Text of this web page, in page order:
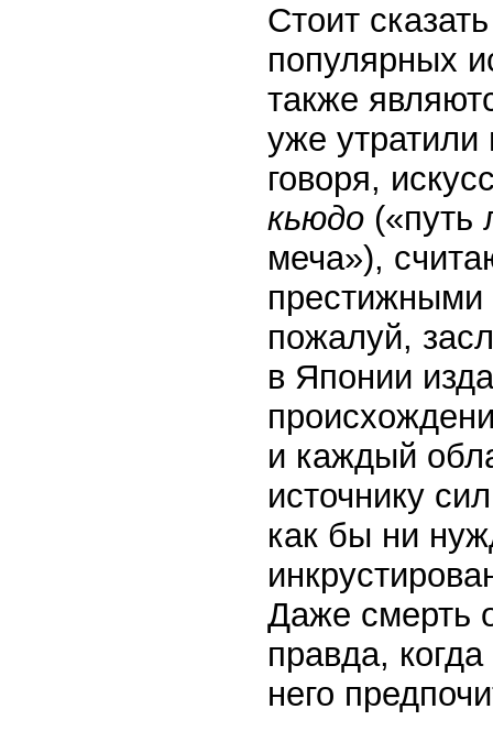
Стоит
популярных
также
уже утратили
говоря,
кьюдо («путь
меча»),
престижными
пожалуй,
в Японии
и каждый
источнику
как бы ни
Даже смерть
правда,
него